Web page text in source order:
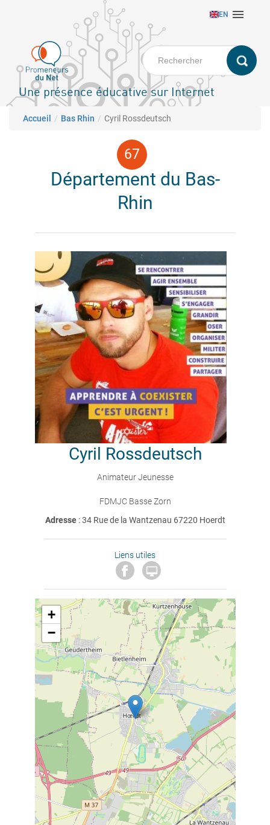
principal
EN 
Une présence éducative sur Internet
Fil d'Ariane
Accueil Bas Rhin Cyril Rossdeutsch
Département du Bas-
Rhin
Cyril Rossdeutsch
Animateur Jeunesse
FDMJC Basse Zorn
Adresse : 34 Rue de la Wantzenau 67220 Hoerdt
Liens utiles

+
−